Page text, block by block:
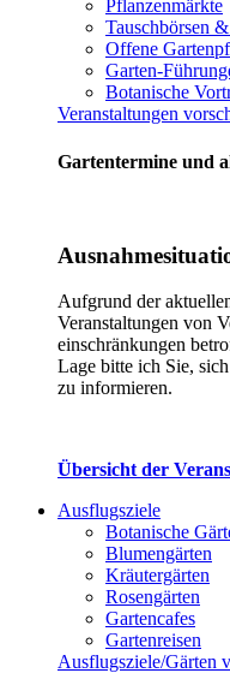
Pflanzenmärkte
Tauschbörsen
Offene
Garten-
Botanische
Veranstaltungen
Gartentermine und
Aufgrund der
Veranstaltungen von
einschränkungen
Lage bitte ich Sie,
zu informieren.
Übersicht der
Ausflugsziele
Botanische
Blumengärten
Kräutergärten
Rosengärten
Gartencafes
Gartenreisen
Ausflugsziele/Gärten